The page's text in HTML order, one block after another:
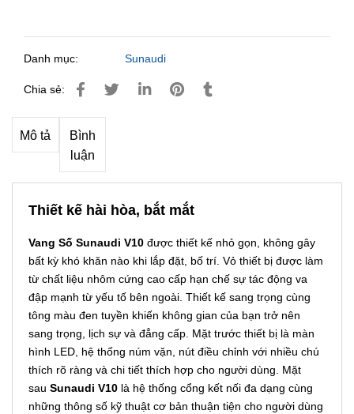
Danh mục: Sunaudi
Chia sẻ:
Mô tả
Bình
luận
Thiết kế hài hòa, bắt mắt
Vang Số Sunaudi V10 được thiết kế nhỏ gọn, không gây
bất kỳ khó khăn nào khi lắp đặt, bố trí. Vỏ thiết bị được làm
từ chất liệu nhôm cứng cao cấp hạn chế sự tác động va
đập mạnh từ yếu tố bên ngoài. Thiết kế sang trọng cùng
tông màu đen tuyền khiến không gian của bạn trở nên
sang trọng, lịch sự và đẳng cấp. Mặt trước thiết bị là màn
hình LED, hệ thống núm vặn, nút điều chỉnh với nhiều chú
thích rõ ràng và chi tiết thích hợp cho người dùng. Mặt
sau Sunaudi V10 là hệ thống cổng kết nối đa dạng cùng
những thông số kỹ thuật cơ bản thuận tiện cho người dùng